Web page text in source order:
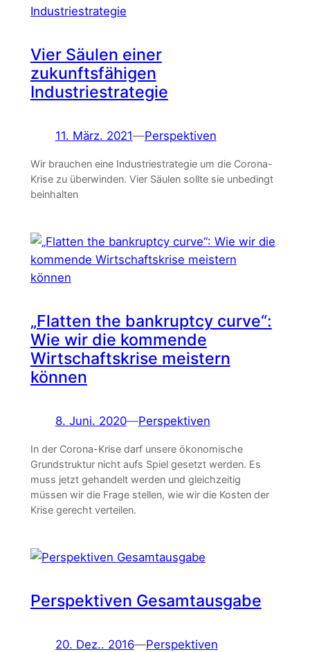
Vier Säulen einer
zukunftsfähigen
Industriestrategie
11. März. 2021—Perspektiven
Wir brauchen eine Industriestrategie um die Corona-
Krise zu überwinden. Vier Säulen sollte sie unbedingt
beinhalten
„Flatten the bankruptcy curve“:
Wie wir die kommende
Wirtschaftskrise meistern
können
8. Juni. 2020—Perspektiven
In der Corona-Krise darf unsere ökonomische
Grundstruktur nicht aufs Spiel gesetzt werden. Es
muss jetzt gehandelt werden und gleichzeitig
müssen wir die Frage stellen, wie wir die Kosten der
Krise gerecht verteilen.
Perspektiven Gesamtausgabe
20. Dez.. 2016—Perspektiven